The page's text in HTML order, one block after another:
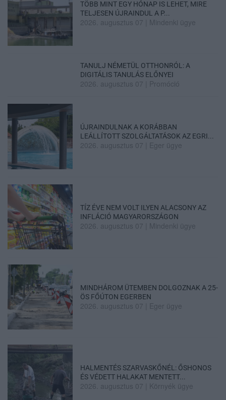
TÖBB MINT EGY HÓNAP IS LEHET, MIRE
TELJESEN ÚJRAINDUL A P...
2026. augusztus 07 Mindenki ügye
TANULJ NÉMETÜL OTTHONRÓL: A
DIGITÁLIS TANULÁS ELŐNYEI
2026. augusztus 07 Promóció
ÚJRAINDULNAK A KORÁBBAN
LEÁLLÍTOTT SZOLGÁLTATÁSOK AZ EGRI...
2026. augusztus 07 Eger ügye
TÍZ ÉVE NEM VOLT ILYEN ALACSONY AZ
INFLÁCIÓ MAGYARORSZÁGON
2026. augusztus 07 Mindenki ügye
MINDHÁROM ÜTEMBEN DOLGOZNAK A 25-
ÖS FŐÚTON EGERBEN
2026. augusztus 07 Eger ügye
HALMENTÉS SZARVASKŐNÉL: ŐSHONOS
ÉS VÉDETT HALAKAT MENTETT...
2026. augusztus 07 Környék ügye